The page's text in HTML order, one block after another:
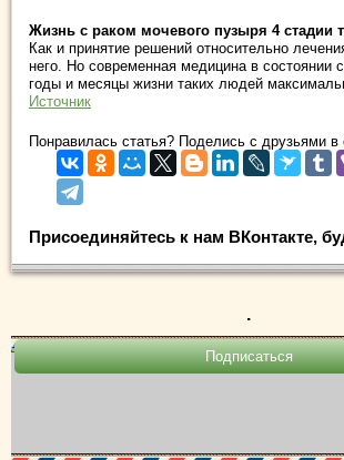
Жизнь с раком мочевого пузыря 4 стадии
Как и принятие решений относительно
него. Но современная медицина в состоянии
годы и месяцы жизни таких людей
Источник
Понравилась статья? Поделись с друзьями в
Присоединяйтесь к нам ВКонтакте,
.